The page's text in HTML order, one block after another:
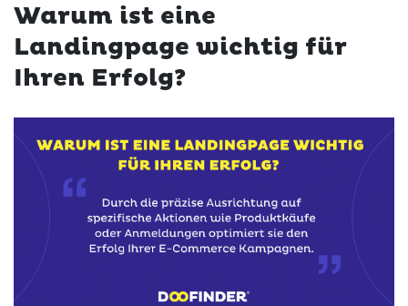
Warum ist eine
Landingpage wichtig für
Ihren Erfolg?